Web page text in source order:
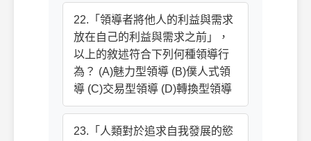
22.「領導者將他人的利益與需求
放在自己的利益與需求之前」，
以上的敘述符合下列何種領導行
為？ (A)魅力型領導 (B)僕人式領
導 (C)交易型領導 (D)轉換型領導
23.「人類對於追求自我發展的慾